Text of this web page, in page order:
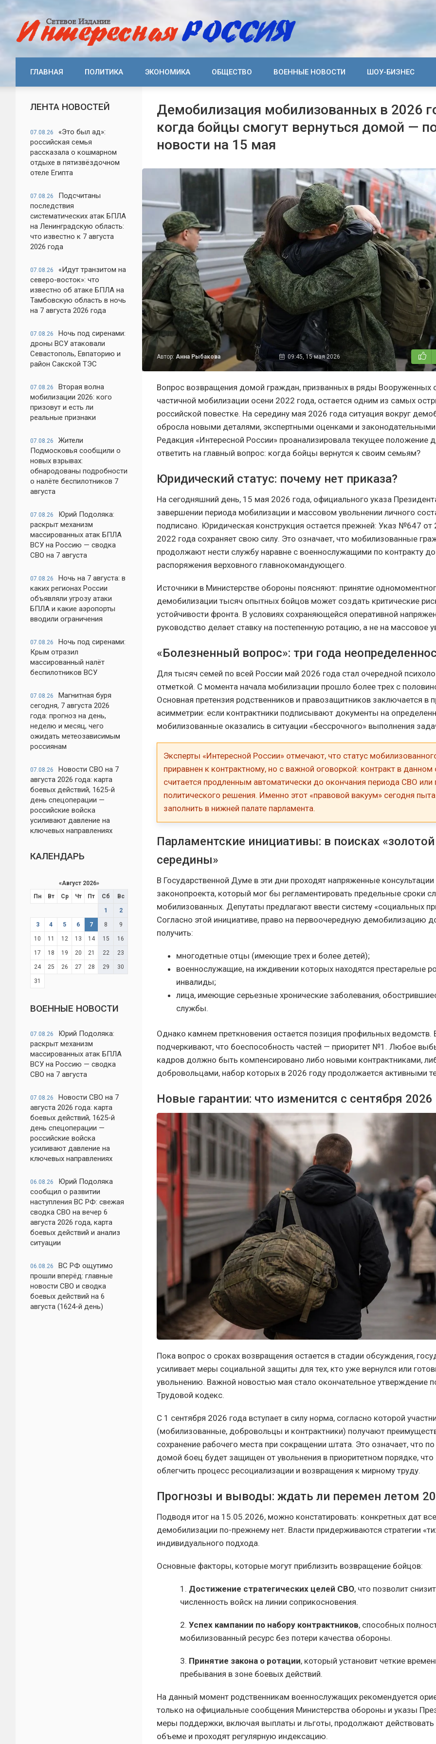
ГЛАВНАЯ ПОЛИТИКА ЭКОНОМИКА ОБЩЕСТВО ВОЕННЫЕ НОВОСТИ ШОУ-БИЗНЕС
ЛЕНТА НОВОСТЕЙ
07.08.26
«Это был ад»:
российская семья
рассказала о кошмарном
отдыхе в пятизвёздочном
отеле Египта
07.08.26
Подсчитаны
последствия
систематических атак БПЛА
на Ленинградскую область:
что известно к 7 августа
2026 года
07.08.26
«Идут транзитом на
северо-восток»: что
известно об атаке БПЛА на
Тамбовскую область в ночь
на 7 августа 2026 года
07.08.26
Ночь под сиренами:
дроны ВСУ атаковали
Севастополь, Евпаторию и
район Сакской ТЭС
07.08.26
Вторая волна
мобилизации 2026: кого
призовут и есть ли
реальные признаки
07.08.26
Жители
Подмосковья сообщили о
новых взрывах:
обнародованы подробности
о налёте беспилотников 7
августа
07.08.26
Юрий Подоляка:
раскрыт механизм
массированных атак БПЛА
ВСУ на Россию — сводка
СВО на 7 августа
07.08.26
Ночь на 7 августа: в
каких регионах России
объявляли угрозу атаки
БПЛА и какие аэропорты
вводили ограничения
07.08.26
Ночь под сиренами:
Крым отразил
массированный налёт
беспилотников ВСУ
07.08.26
Магнитная буря
сегодня, 7 августа 2026
года: прогноз на день,
неделю и месяц, чего
ожидать метеозависимым
россиянам
07.08.26
Новости СВО на 7
августа 2026 года: карта
боевых действий, 1625-й
день спецоперации —
российские войска
усиливают давление на
ключевых направлениях
КАЛЕНДАРЬ
«Август 2026»
Пн
Вт Ср Чт Пт Сб Вс
1 2
3 4 5 6 7 8 9
10 11 12 13 14 15 16
17 18 19 20 21 22 23
24 25 26 27 28 29 30
31
ВОЕННЫЕ НОВОСТИ
07.08.26
Юрий Подоляка:
раскрыт механизм
массированных атак БПЛА
ВСУ на Россию — сводка
СВО на 7 августа
07.08.26
Новости СВО на 7
августа 2026 года: карта
боевых действий, 1625-й
день спецоперации —
российские войска
усиливают давление на
ключевых направлениях
06.08.26
Юрий Подоляка
сообщил о развитии
наступления ВС РФ: свежая
сводка СВО на вечер 6
августа 2026 года, карта
боевых действий и анализ
ситуации
06.08.26
ВС РФ ощутимо
прошли вперёд: главные
новости СВО и сводка
боевых действий на 6
августа (1624-й день)
Демобилизация мобилизованных в 2026
когда бойцы смогут вернуться домой —
новости на 15 мая
Автор: Анна Рыбакова 09:45, 15 мая 2026
Вопрос возвращения домой граждан, призванных в ряды Вооруженных
частичной мобилизации осени 2022 года, остается одним из самых
российской повестке. На середину мая 2026 года ситуация вокруг
обросла новыми деталями, экспертными оценками и
Редакция «Интересной России» проанализировала текущее положение
ответить на главный вопрос: когда бойцы вернутся к своим семьям?
Юридический статус: почему нет приказа?
На сегодняшний день, 15 мая 2026 года, официального указа
завершении периода мобилизации и массовом увольнении личного
подписано. Юридическая конструкция остается прежней: Указ №647 от
2022 года сохраняет свою силу. Это означает, что мобилизованные
продолжают нести службу наравне с военнослужащими по контракту
распоряжения верховного главнокомандующего.
Источники в Министерстве обороны поясняют: принятие
демобилизации тысяч опытных бойцов может создать критические
устойчивости фронта. В условиях сохраняющейся оперативной
руководство делает ставку на постепенную ротацию, а не на массовое
«Болезненный вопрос»: три года
Для тысяч семей по всей России май 2026 года стал очередной
отметкой. С момента начала мобилизации прошло более трех с
Основная претензия родственников и правозащитников заключается в
асимметрии: если контрактники подписывают документы на
мобилизованные оказались в ситуации «бессрочного» выполнения
Эксперты «Интересной России» отмечают, что статус
приравнен к контрактному, но с важной оговоркой: контракт в данном
считается продленным автоматически до окончания периода СВО или
политического решения. Именно этот «правовой вакуум» сегодня
заполнить в нижней палате парламента.
Парламентские инициативы: в поисках «золотой
середины»
В Государственной Думе в эти дни проходят напряженные
законопроекта, который мог бы регламентировать предельные сроки
мобилизованных. Депутаты предлагают ввести систему «социальных
Согласно этой инициативе, право на первоочередную демобилизацию
получить:
многодетные отцы (имеющие трех и более детей);
военнослужащие, на иждивении которых находятся престарелые
инвалиды;
лица, имеющие серьезные хронические заболевания,
службы.
Однако камнем преткновения остается позиция профильных
подчеркивают, что боеспособность частей — приоритет №1. Любое
кадров должно быть компенсировано либо новыми контрактниками,
добровольцами, набор которых в 2026 году продолжается активными
Новые гарантии: что изменится с сентября 2026
Пока вопрос о сроках возвращения остается в стадии обсуждения,
усиливает меры социальной защиты для тех, кто уже вернулся или
увольнению. Важной новостью мая стало окончательное утверждение
Трудовой кодекс.
С 1 сентября 2026 года вступает в силу норма, согласно которой
(мобилизованные, добровольцы и контрактники) получают
сохранение рабочего места при сокращении штата. Это означает, что
домой боец будет защищен от увольнения в приоритетном порядке,
облегчить процесс ресоциализации и возвращения к мирному труду.
Прогнозы и выводы: ждать ли перемен летом
Подводя итог на 15.05.2026, можно констатировать: конкретных дат
демобилизации по-прежнему нет. Власти придерживаются стратегии
индивидуального подхода.
Основные факторы, которые могут приблизить возвращение бойцов:
1. Достижение стратегических целей СВО, что позволит
численность войск на линии соприкосновения.
2. Успех кампании по набору контрактников, способных
мобилизованный ресурс без потери качества обороны.
3. Принятие закона о ротации, который установит четкие
пребывания в зоне боевых действий.
На данный момент родственникам военнослужащих рекомендуется
только на официальные сообщения Министерства обороны и указы
меры поддержки, включая выплаты и льготы, продолжают
объеме и проходят регулярную индексацию.